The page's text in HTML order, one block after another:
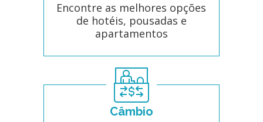
Encontre as melhores opções
de hotéis, pousadas e
apartamentos
Câmbio